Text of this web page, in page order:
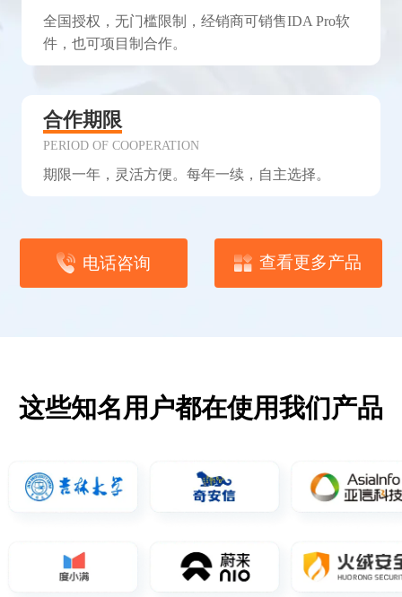
全国授权，无门槛限制，经销商可销售IDA Pro软
件，也可项目制合作。
合作期限
PERIOD OF COOPERATION
期限一年，灵活方便。每年一续，自主选择。
电话咨询 查看更多产品
这些知名用户都在使用我们产品